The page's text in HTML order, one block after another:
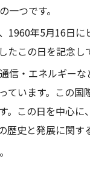
一つです。
1960年5月16日に
この日を記念し
・エネルギー
います。この
。この日を中心
史と発展に関す